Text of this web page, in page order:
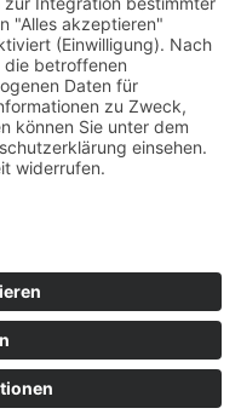
| Alle Rechte vorbehalten.